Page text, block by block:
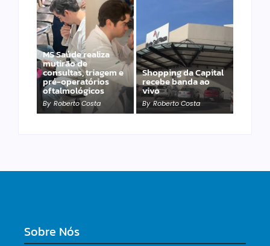
MS Saúde realiza
mutirão de
consultas, triagem e
pré-operatórios
oftalmológicos
By Roberto Costa
Shopping da Capital
recebe banda ao
vivo
By Roberto Costa
MPT lança Política
Nacional Vanessa
Ricarte de
enfrentamento à
violência contra a
mulher
By Roberto Costa
Sobre Nós